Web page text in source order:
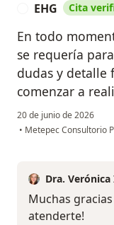
EHG Cita
En todo
se requería
dudas y detalle
comenzar a
20 de junio de 2026
• Metepec Consultorio
Dra.
Muchas
atenderte!